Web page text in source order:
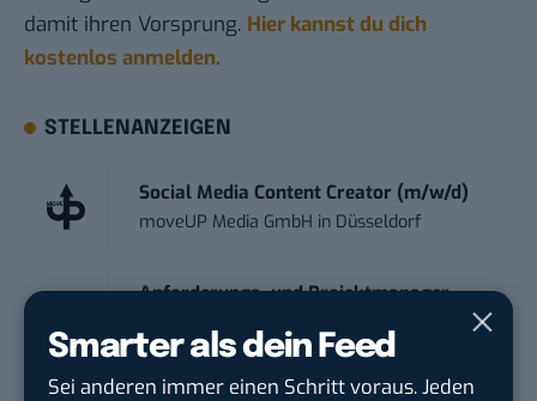
Smarter als dein Feed
Sei anderen immer einen Schritt voraus. Jeden
damit ihren Vorsprung. Hier kannst du dich
kostenlos anmelden.
STELLENANZEIGEN
Social Media Content Creator (m/w/d)
moveUP Media GmbH in Düsseldorf
Anforderungs- und Projektmanager
touristische...
trendtours Holding GmbHinEschborn